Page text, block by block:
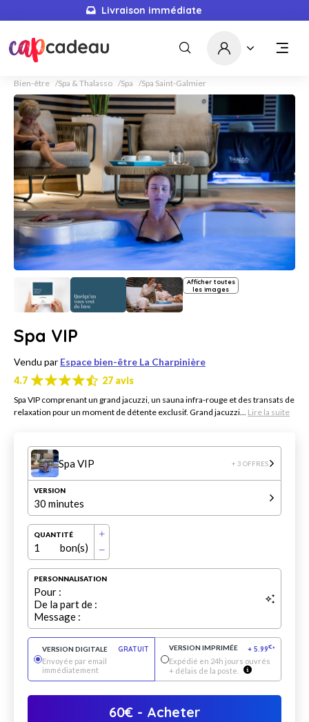
Livraison immédiate
Bien-être Spa & Thalasso Spa Spa Saint-Galmier
Afficher toutes
les images
Spa VIP
Vendu par Espace bien-être La Charpinière
4.7
27 avis
Spa VIP comprenant un grand jacuzzi, un sauna infra-rouge et des transats de
relaxation pour un moment de détente exclusif. Grand jacuzzi... Lire la suite
Spa VIP + 3 OFFRES
VERSION
30 minutes
QUANTITÉ
1 bon(s)
PERSONNALISATION
Pour :
De la part de :
Message :
VERSION DIGITALE
GRATUIT
Envoyée par email
immédiatement
VERSION IMPRIMÉE + 5.99€*
Expédié en 24h jours ouvrés
+ délais de la poste.
60€- Acheter